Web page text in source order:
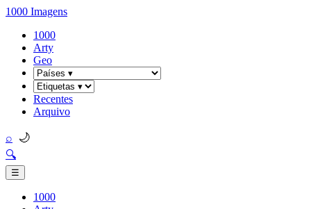
1000 Imagens
1000
Arty
Geo
Recentes
Arquivo
⌕ 🌙
🔍
☰
1000